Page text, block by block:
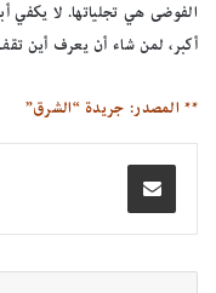
الفوضى هي تجلياتها. لا يكفي
أكبر، لمن شاء أن يعرف أين تقف
** المصدر: جريدة “الشرق”